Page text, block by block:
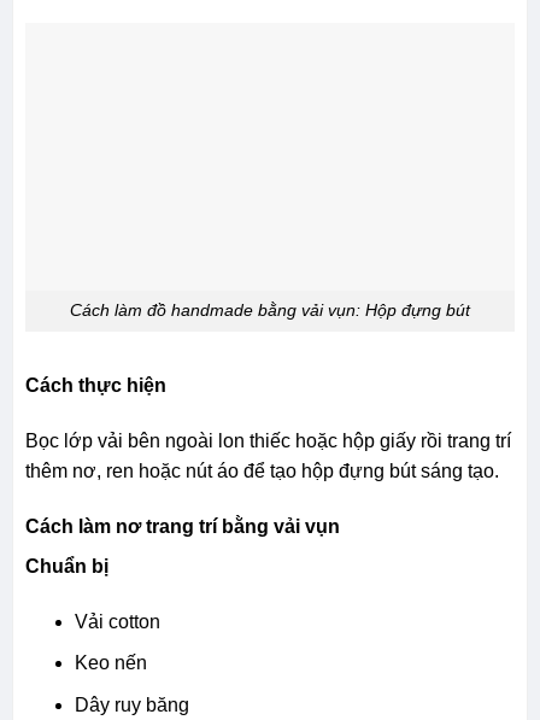
Cách làm đồ handmade bằng vải vụn: Hộp đựng bút
Cách thực hiện
Bọc lớp vải bên ngoài lon thiếc hoặc hộp giấy rồi trang trí
thêm nơ, ren hoặc nút áo để tạo hộp đựng bút sáng tạo.
Cách làm nơ trang trí bằng vải vụn
Chuẩn bị
Vải cotton
Keo nến
Dây ruy băng